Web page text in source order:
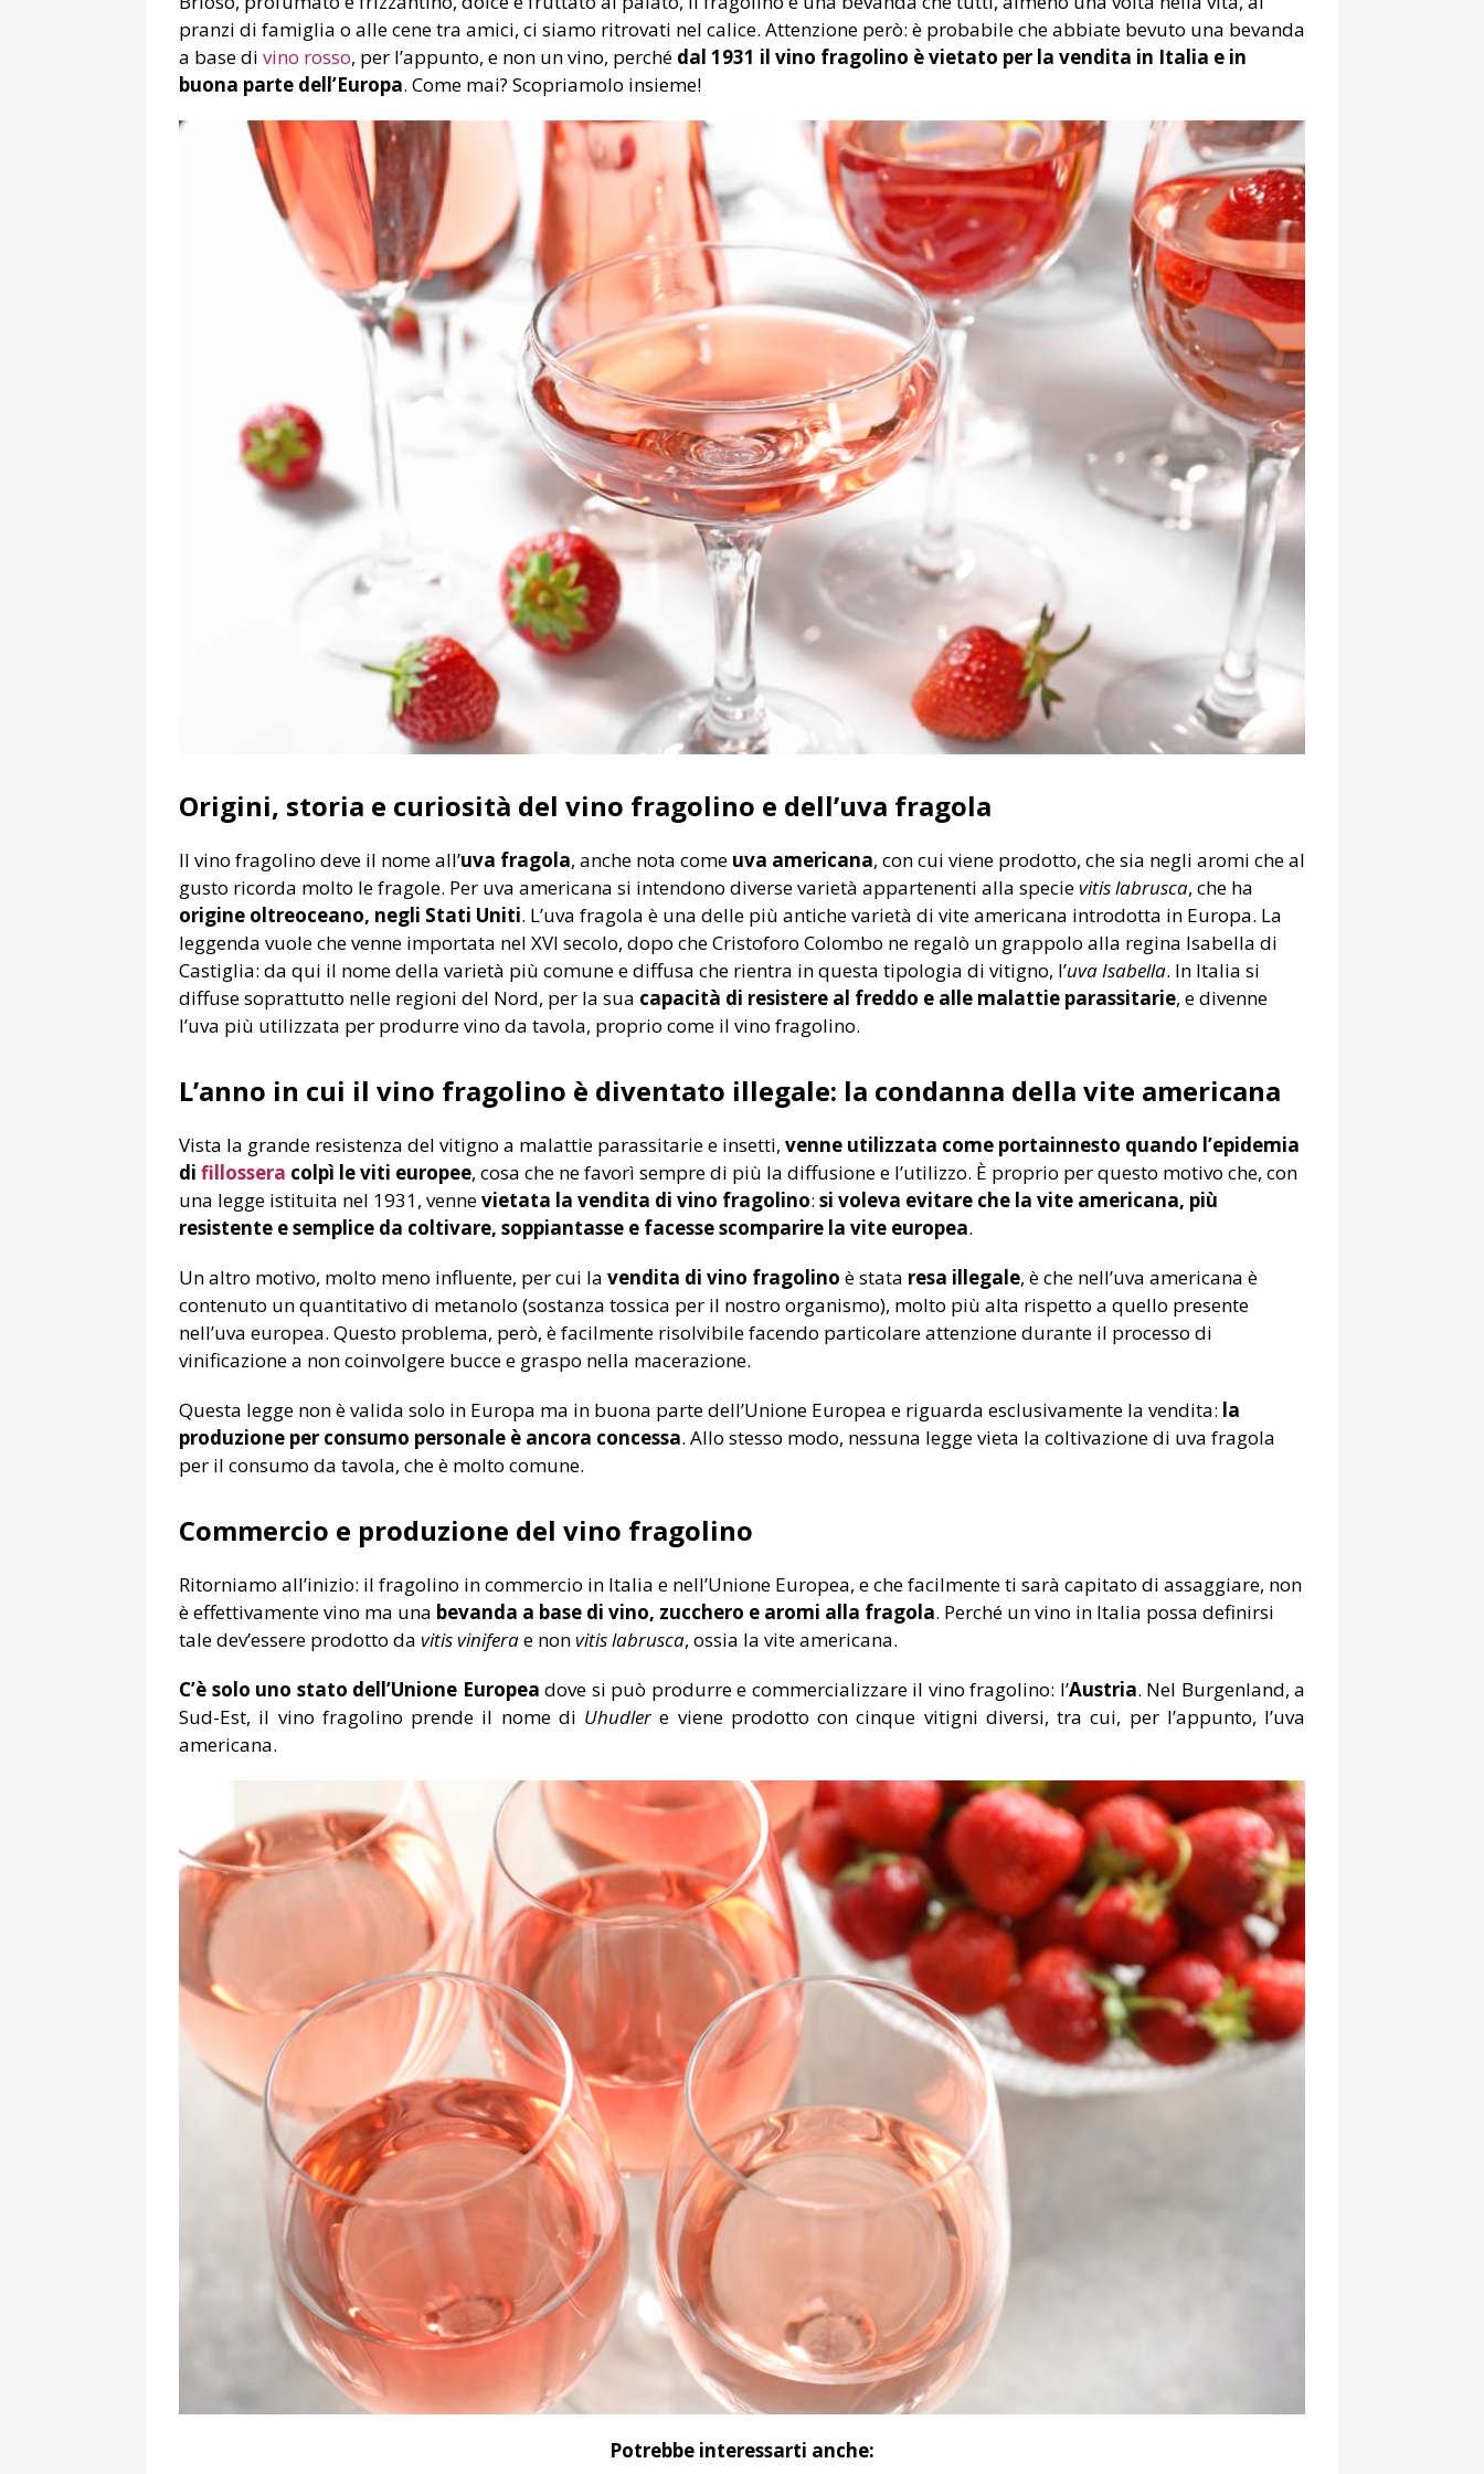
pranzi di famiglia o alle cene tra amici, ci siamo ritrovati nel calice. Attenzione però: è probabile che abbiate bevuto una bevanda
a base di vino rosso, per l’appunto, e non un vino, perché dal 1931 il vino fragolino è vietato per la vendita in Italia e in
buona parte dell’Europa. Come mai? Scopriamolo insieme!
Origini, storia e curiosità del vino fragolino e dell’uva fragola
Il vino fragolino deve il nome all’uva fragola, anche nota come uva americana, con cui viene prodotto, che sia negli aromi che al
gusto ricorda molto le fragole. Per uva americana si intendono diverse varietà appartenenti alla specievitis labrusca, che ha
origine oltreoceano, negli Stati Uniti. L’uva fragola è una delle più antiche varietà di vite americana introdotta in Europa. La
leggenda vuole che venne importata nel XVI secolo, dopo che Cristoforo Colombo ne regalò un grappolo alla regina Isabella di
Castiglia: da qui il nome della varietà più comune e diffusa che rientra in questa tipologia di vitigno, l’uva Isabella. In Italia si
diffuse soprattutto nelle regioni del Nord, per la sua capacità di resistere al freddo e alle malattie parassitarie, e divenne
l’uva più utilizzata per produrre vino da tavola, proprio come il vino fragolino.
L’anno in cui il vino fragolino è diventato illegale: la condanna della vite americana
Vista la grande resistenza del vitigno a malattie parassitarie e insetti, venne utilizzata come portainnesto quando l’epidemia
di fillossera colpì le viti europee, cosa che ne favorì sempre di più la diffusione e l’utilizzo. È proprio per questo motivo che, con
una legge istituita nel 1931, vennevietata la vendita di vino fragolino: si voleva evitare che la vite americana, più
resistente e semplice da coltivare, soppiantasse e facesse scomparire la vite europea.
Un altro motivo, molto meno influente, per cui la vendita di vino fragolino è stata resa illegale, è che nell’uva americana è
contenuto un quantitativo di metanolo (sostanza tossica per il nostro organismo), molto più alta rispetto a quello presente
nell’uva europea. Questo problema, però, è facilmente risolvibile facendo particolare attenzione durante il processo di
vinificazione a non coinvolgere bucce e graspo nella macerazione.
Questa legge non è valida solo in Europa ma in buona parte dell’Unione Europea e riguarda esclusivamente la vendita: la
produzione per consumo personale è ancora concessa. Allo stesso modo, nessuna legge vieta la coltivazione di uva fragola
per il consumo da tavola, che è molto comune.
Commercio e produzione del vino fragolino
Ritorniamo all’inizio: il fragolino in commercio in Italia e nell’Unione Europea, e che facilmente ti sarà capitato di assaggiare, non
è effettivamente vino ma una bevanda a base di vino, zucchero e aromi alla fragola. Perché un vino in Italia possa definirsi
tale dev’essere prodotto da vitis viniferae nonvitis labrusca, ossia la vite americana.
C’è solo uno stato dell’Unione Europea dove si può produrre e commercializzare il vino fragolino: l’Austria. Nel Burgenland, a
Sud-Est, il vino fragolino prende il nome di Uhudlere viene prodotto con cinque vitigni diversi, tra cui, per l’appunto, l’uva
americana.
Potrebbe interessarti anche: